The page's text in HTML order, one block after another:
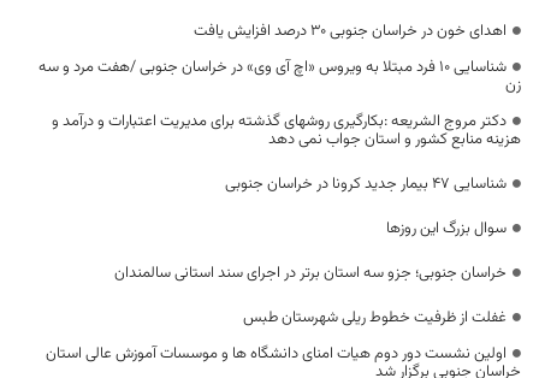
اهدای خون در خراسان جنوبی ۳۰ درصد افزایش یافت
شناسایی ۱۰ فرد مبتلا به ویروس «اچ آی وی» در خراسان جنوبی /هفت مرد و سه
زن
دکتر مروج الشریعه :بکارگیری روشهای گذشته برای مدیریت اعتبارات و درآمد و
هزینه منابع کشور و استان جواب نمی دهد
شناسایی 47 بیمار جدید کرونا در خراسان جنوبی
سوال بزرگ این روزها
خراسان جنوبی؛ جزو سه استان برتر در اجرای سند استانی سالمندان
غفلت از ظرفیت خطوط ریلی شهرستان طبس
اولین نشست دور دوم هیات امنای دانشگاه ها و موسسات آموزش عالی استان
خراسان جنوبی برگزار شد